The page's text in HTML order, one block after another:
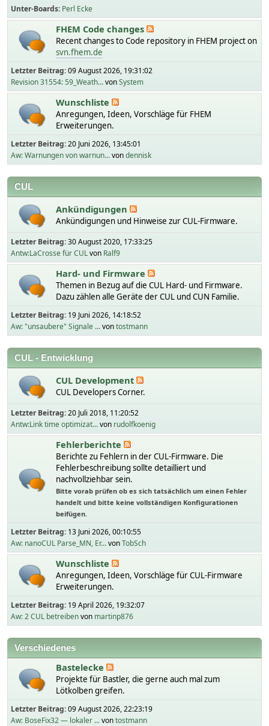
Unter-Boards Perl Ecke
FHEM Code changes
Recent changes to Code repository in FHEM project on
svn.fhem.de
Letzter Beitrag:09 August 2026, 19:31:02
Revision 31554: 59_Weath...vonSystem
Wunschliste
Anregungen, Ideen, Vorschläge für FHEM
Erweiterungen.
Letzter Beitrag:20 Juni 2026, 13:45:01
Aw: Warnungen von warnun...vondennisk
CUL
Ankündigungen
Ankündigungen und Hinweise zur CUL-Firmware.
Letzter Beitrag:30 August 2020, 17:33:25
Antw:LaCrosse für CULvon Ralf9
Hard- und Firmware
Themen in Bezug auf die CUL Hard- und Firmware.
Dazu zählen alle Geräte der CUL und CUN Familie.
Letzter Beitrag: 19 Juni 2026, 14:18:52
Aw: "unsaubere" Signale ...vontostmann
CUL - Entwicklung
CUL Development
CUL Developers Corner.
Letzter Beitrag:20 Juli 2018, 11:20:52
Antw:Link time optimizat...von rudolfkoenig
Fehlerberichte
Berichte zu Fehlern in der CUL-Firmware. Die
Fehlerbeschreibung sollte detailliert und
nachvollziehbar sein.
Bitte vorab prüfen ob es sich tatsächlich um einen Fehler
handelt und bitte keine vollständigen Konfigurationen
beifügen.
Letzter Beitrag: 13 Juni 2026, 00:10:55
Aw: nanoCUL Parse_MN, Er...vonTobSch
Wunschliste
Anregungen, Ideen, Vorschläge für CUL-Firmware
Erweiterungen.
Letzter Beitrag: 19 April 2026, 19:32:07
Aw: 2 CUL betreibenvon martinp876
Verschiedenes
Bastelecke
Projekte für Bastler, die gerne auch mal zum
Lötkolben greifen.
Letzter Beitrag:09 August 2026, 22:23:19
Aw: BoseFix32 — lokaler ...vontostmann